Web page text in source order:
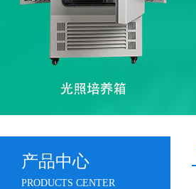
产品中心
PRODUCTS CENTER